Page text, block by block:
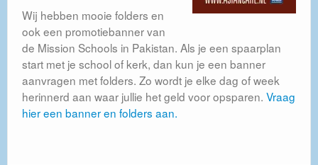
Wij hebben mooie folders en
ook een promotiebanner van
de Mission Schools in Pakistan. Als je een spaarplan
start met je school of kerk, dan kun je een banner
aanvragen met folders. Zo wordt je elke dag of week
herinnerd aan waar jullie het geld voor opsparen. Vraag
hier een banner en folders aan.